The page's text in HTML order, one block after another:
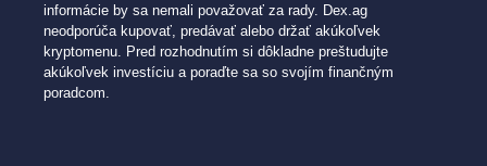
informácie by sa nemali považovať za rady. Dex.ag
neodporúča kupovať, predávať alebo držať akúkoľvek
kryptomenu. Pred rozhodnutím si dôkladne preštudujte
akúkoľvek investíciu a poraďte sa so svojím finančným
poradcom.